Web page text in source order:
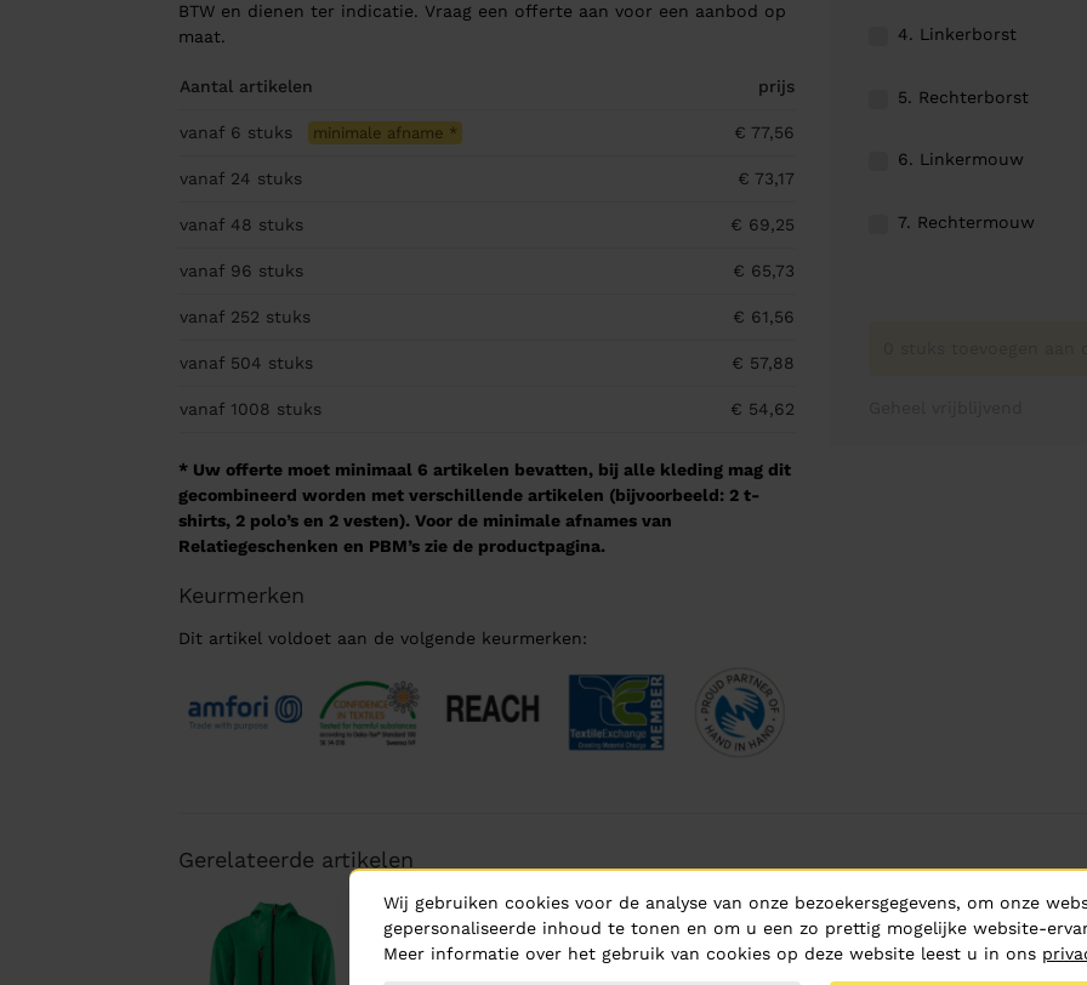
BTW en dienen ter indicatie. Vraag een offerte aan voor een aanbod op
maat.
Aantal artikelen prijs
vanaf 6 stuks minimale afname * € 77,56
vanaf 24 stuks € 73,17
vanaf 48 stuks € 69,25
vanaf 96 stuks € 65,73
vanaf 252 stuks € 61,56
vanaf 504 stuks € 57,88
vanaf 1008 stuks € 54,62
* Uw offerte moet minimaal 6 artikelen bevatten, bij alle kleding mag dit
gecombineerd worden met verschillende artikelen (bijvoorbeeld: 2 t-
shirts, 2 polo’s en 2 vesten). Voor de minimale afnames van
Relatiegeschenken en PBM’s zie de productpagina.
Keurmerken
Dit artikel voldoet aan de volgende keurmerken:
4. Linkerborst
5. Rechterborst
6. Linkermouw
7. Rechtermouw
Gerelateerde artikelen
Wij gebruiken cookies voor de analyse van onze bezoekersgegevens, om onze
gepersonaliseerde inhoud te tonen en om u een zo prettig mogelijke website-
Meer informatie over het gebruik van cookies op deze website leest u in ons